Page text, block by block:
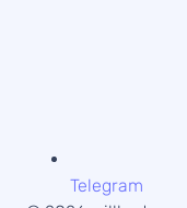
Telegram